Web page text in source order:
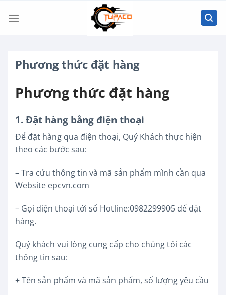
đến
Phương thức đặt hàng
Phương thức đặt hàng
1. Đặt hàng bằng điện thoại
Để đặt hàng qua điện thoại, Quý Khách thực hiện
theo các bước sau:
– Tra cứu thông tin và mã sản phẩm mình cần qua
Website epcvn.com
– Gọi điện thoại tới số Hotline:0982299905 để đặt
hàng.
Quý khách vui lòng cung cấp cho chúng tôi các
thông tin sau:
+ Tên sản phẩm và mã sản phẩm, số lượng yêu cầu